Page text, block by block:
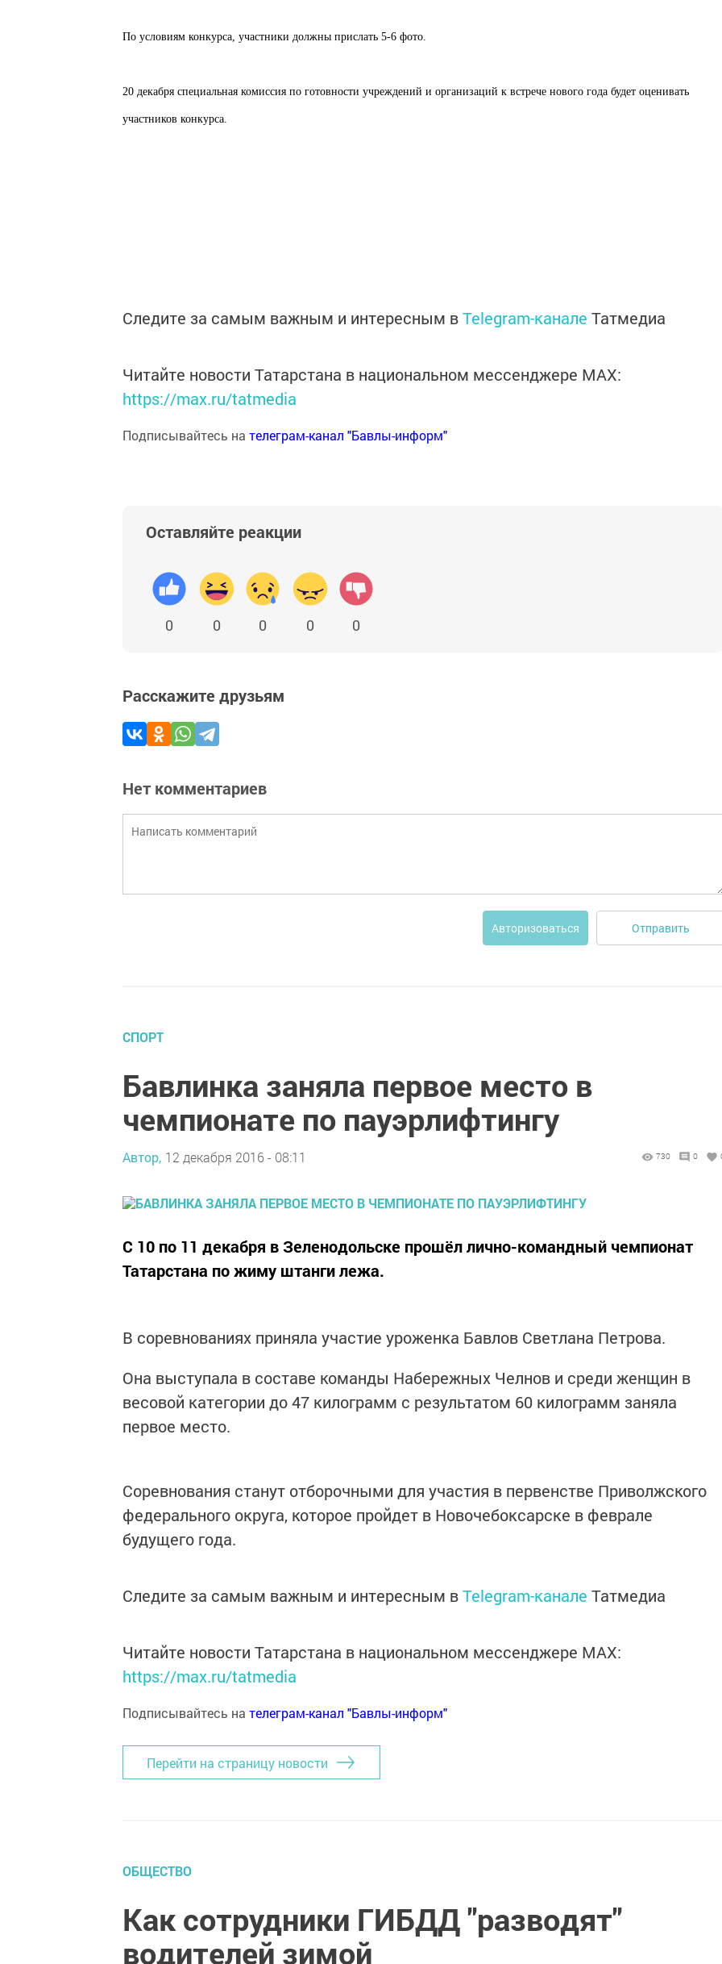
По условиям конкурса, участники должны прислать 5-6 фото.
20 декабря специальная комиссия по готовности учреждений и организаций к встрече нового года будет оценивать
участников конкурса.
Следите за самым важным и интересным вTelegram-канале Татмедиа
Читайте новости Татарстана в национальном мессенджере MАХ:
https://max.ru/tatmedia
Подписывайтесь на телеграм-канал "Бавлы-информ"
Оставляйте реакции
0 0 0 0 0
Расскажите друзьям
Нет комментариев
Авторизоваться Отправить
СПОРТ
Бавлинка заняла первое место в
чемпионате по пауэрлифтингу
Автор, 12 декабря 2016 - 08:11 730 0
С 10 по 11 декабря в Зеленодольске прошёл лично-командный чемпионат
Татарстана по жиму штанги лежа.
В соревнованиях приняла участие уроженка Бавлов Светлана Петрова.
Она выступала в составе команды Набережных Челнов и среди женщин в
весовой категории до 47 килограмм с результатом 60 килограмм заняла
первое место.
Соревнования станут отборочными для участия в первенстве Приволжского
федерального округа, которое пройдет в Новочебоксарске в феврале
будущего года.
Следите за самым важным и интересным вTelegram-канале Татмедиа
Читайте новости Татарстана в национальном мессенджере MАХ:
https://max.ru/tatmedia
Подписывайтесь на телеграм-канал "Бавлы-информ"
Перейти на страницу новости
ОБЩЕСТВО
Как сотрудники ГИБДД "разводят"
водителей зимой